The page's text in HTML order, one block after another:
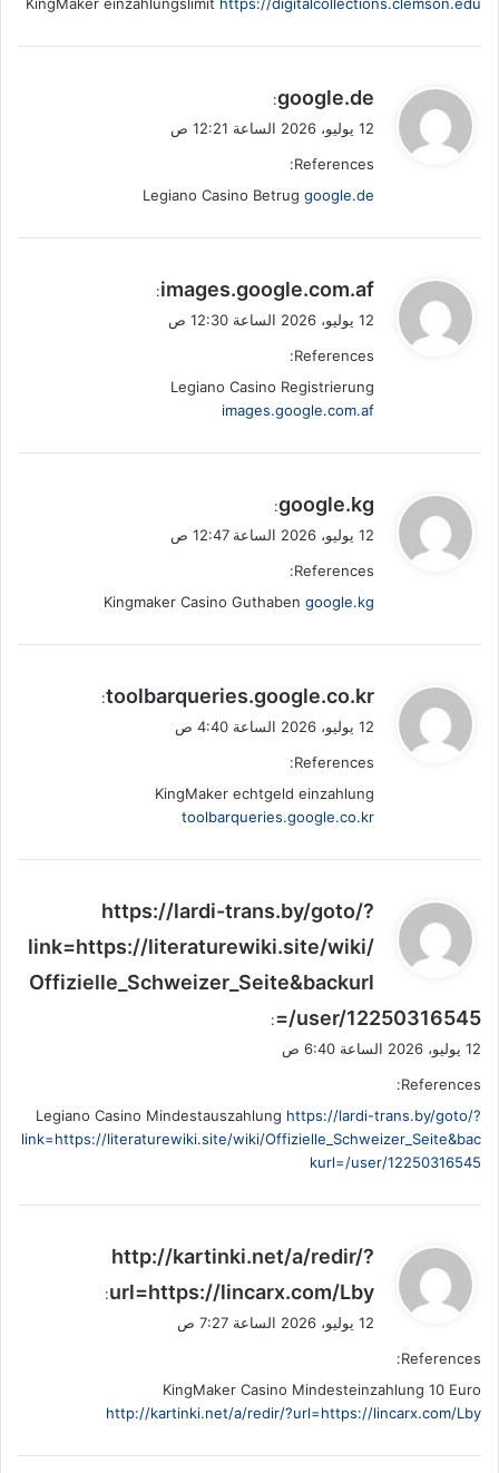
KingMaker einzahlungslimit https://digitalcollections.clemson.edu
ي
ق
ل
google.de
:
12 يوليو، 2026 الساعة 12:21 ص
References:
Legiano Casino Betrug google.de
ي
ق
ل
images.google.com.af
:
12 يوليو، 2026 الساعة 12:30 ص
References:
Legiano Casino Registrierung
images.google.com.af
ي
ق
ل
google.kg
:
12 يوليو، 2026 الساعة 12:47 ص
References:
Kingmaker Casino Guthaben google.kg
ي
ق
ل
toolbarqueries.google.co.kr
:
12 يوليو، 2026 الساعة 4:40 ص
References:
KingMaker echtgeld einzahlung
toolbarqueries.google.co.kr
ي
و
ل
https://lardi-trans.by/goto/?
link=https://literaturewiki.site/wiki/
Offizielle_Schweizer_Seite&backurl
=/user/12250316545
:
12 يوليو، 2026 الساعة 6:40 ص
References:
Legiano Casino Mindestauszahlung https://lardi-trans.by/goto/?
link=https://literaturewiki.site/wiki/Offizielle_Schweizer_Seite&bac
kurl=/user/12250316545
ي
و
ل
http://kartinki.net/a/redir/?
url=https://lincarx.com/Lby
:
12 يوليو، 2026 الساعة 7:27 ص
References:
KingMaker Casino Mindesteinzahlung 10 Euro
http://kartinki.net/a/redir/?url=https://lincarx.com/Lby